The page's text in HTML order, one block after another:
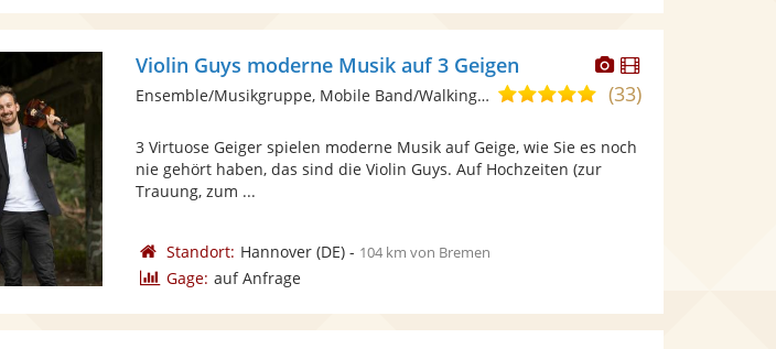
Dieser
Künstler
stellt
Fotos
bereit.
Dieser
Künstler
Violin Guys moderne Musik auf 3 Geigen
5,0
5
Sternen
(33)
Ensemble/Musikgruppe, Mobile Band/Walking Act
3 Virtuose Geiger spielen moderne Musik auf Geige, wie Sie es noch
nie gehört haben, das sind die Violin Guys. Auf Hochzeiten (zur
Trauung, zum ...
Standort: Hannover(DE)- 104 km von Bremen
Gage: auf Anfrage